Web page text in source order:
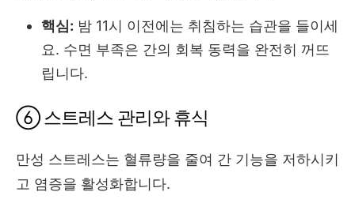
핵심: 밤 11시 이전에는 취침하는 습관을 들이세
요. 수면 부족은 간의 회복 동력을 완전히 꺼뜨
립니다.
⑥ 스트레스 관리와 휴식
만성 스트레스는 혈류량을 줄여 간 기능을 저하시키
고 염증을 활성화합니다.